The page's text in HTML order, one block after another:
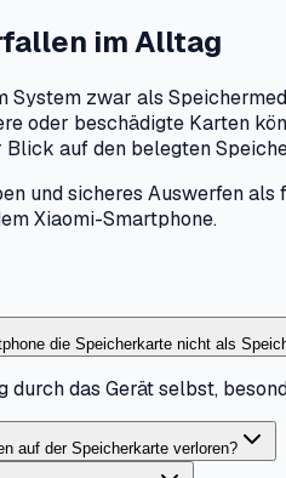
im Alltag
System zwar als
oder beschädigte Karten
auf den belegten
und sicheres Auswerfen
Xiaomi-Smartphone.
die Speicherkarte nicht als
durch das Gerät selbst,
auf der Speicherkarte verloren?